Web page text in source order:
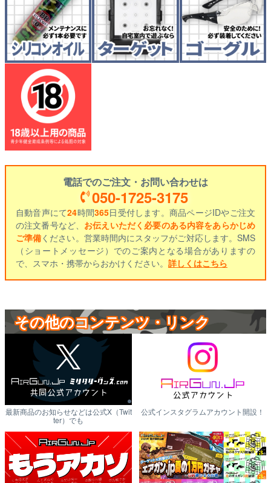
電話でのご注文・お問い合わせは
050-1725-3175
自動音声にて24時間365日受付します。商品ページIDやご注文
の注文番号など、 お伝えいただく必要のある内容をあらかじめ
ご準備ください。営業時間内にスタッフがご対応します。SMS
（ショートメッセージ）でのご案内となる場合がありますの
で、スマホ・携帯からおかけください。 詳しくはこちら
その他のコンテンツ・リンク
最新商品のお知らせなどは公式X（Twit
ter）でも
公式インスタグラムアカウント開設！